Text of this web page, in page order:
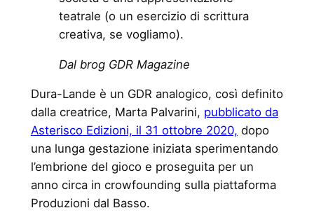
teatrale (o un esercizio di scrittura
creativa, se vogliamo).
Dal brog GDR Magazine
Dura-Lande è un GDR analogico, così definito
dalla creatrice, Marta Palvarini, pubblicato da
Asterisco Edizioni, il 31 ottobre 2020, dopo
una lunga gestazione iniziata sperimentando
l’embrione del gioco e proseguita per un
anno circa in crowfounding sulla piattaforma
Produzioni dal Basso.